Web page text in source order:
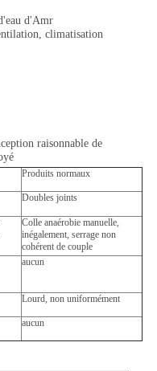
d'Amr
climatisation
raisonnable de
Produits normaux
Doubles joints
Colle anaérobie manuelle,
inégalement, serrage non
cohérent de couple
aucun
Lourd, non uniformément
aucun